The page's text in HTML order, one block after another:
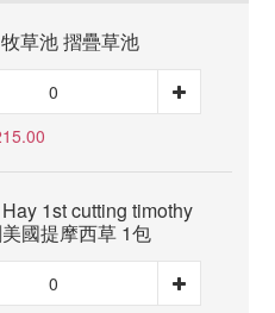
草池 摺疊草池
1st cutting timothy
國提摩西草 1包